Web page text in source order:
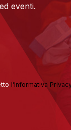
eventi.
l’Informativa Privacy